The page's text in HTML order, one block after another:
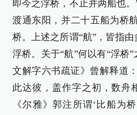
即今之浮桥，不止并两船也
渡通东阳，并二十五船为桥
桥。上述之所谓“航”，皆指
浮桥。关于“航”何以有“浮桥
文解字六书疏证》曾解释道
此达彼，盖作字之初，数舟
《尔雅》郭注所谓‘比船为